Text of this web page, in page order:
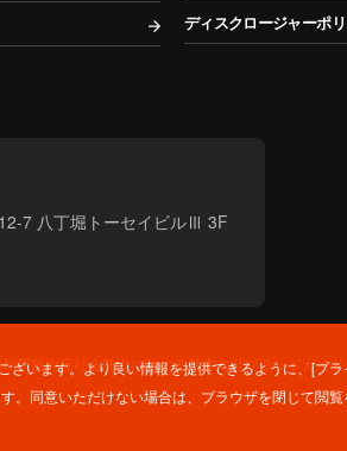
ディスクロージャーポ
7 八丁堀トーセイビルⅢ 3F
用規約反社会勢力に対する基本方針ブランドガイ
います。より良い情報を提供できるように、[プ
。同意いただけない場合は、ブラウザを閉じて閲覧